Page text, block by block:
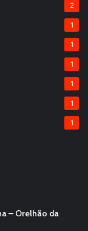
2
1
1
1
1
1
1
– Orelhão da